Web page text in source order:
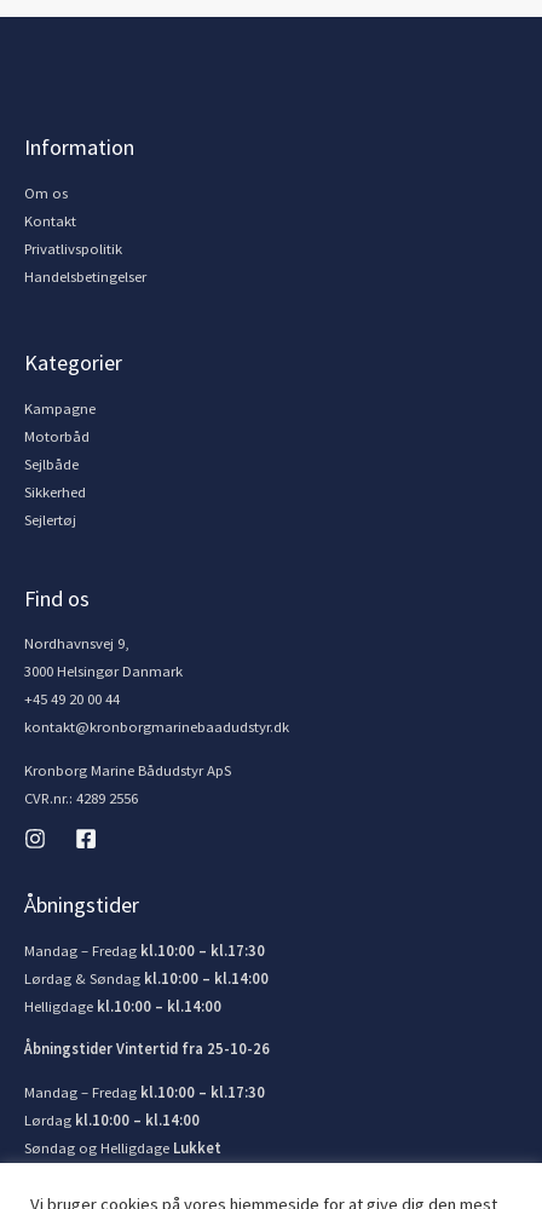
Information
Om os
Kontakt
Privatlivspolitik
Handelsbetingelser
Kategorier
Kampagne
Motorbåd
Sejlbåde
Sikkerhed
Sejlertøj
Find os
Nordhavnsvej 9,
3000 Helsingør Danmark
+45 49 20 00 44
kontakt@kronborgmarinebaadudstyr.dk
Kronborg Marine Bådudstyr ApS
CVR.nr.: 4289 2556
Åbningstider
Mandag – Fredag kl.10:00 – kl.17:30
Lørdag & Søndag kl.10:00 – kl.14:00
Helligdage kl.10:00 – kl.14:00
Åbningstider Vintertid fra 25-10-26
Mandag – Fredag kl.10:00 – kl.17:30
Lørdag kl.10:00 – kl.14:00
Søndag og Helligdage Lukket
Vi bruger cookies på vores hjemmeside for at give dig den mest